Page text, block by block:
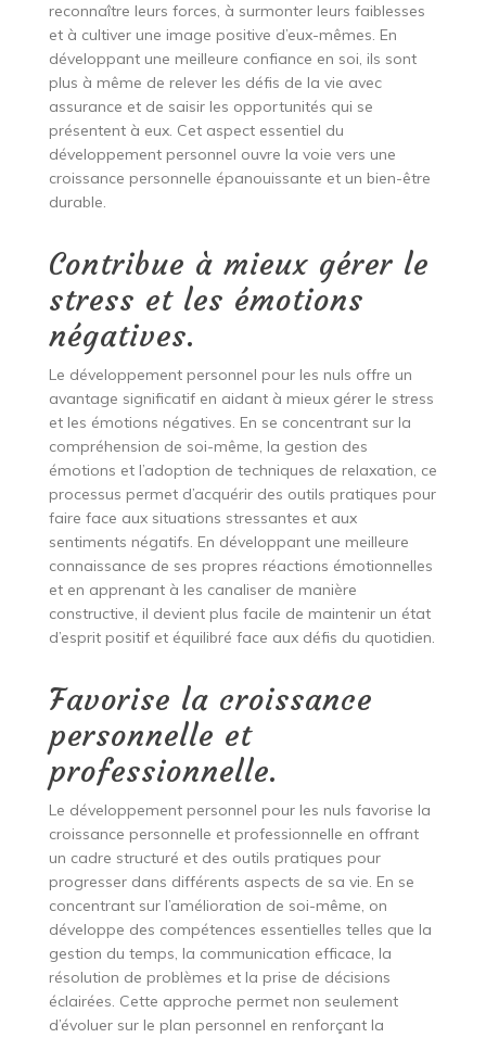
reconnaître leurs forces, à surmonter leurs faiblesses
et à cultiver une image positive d’eux-mêmes. En
développant une meilleure confiance en soi, ils sont
plus à même de relever les défis de la vie avec
assurance et de saisir les opportunités qui se
présentent à eux. Cet aspect essentiel du
développement personnel ouvre la voie vers une
croissance personnelle épanouissante et un bien-être
durable.
Contribue à mieux gérer le
stress et les émotions
négatives.
Le développement personnel pour les nuls offre un
avantage significatif en aidant à mieux gérer le stress
et les émotions négatives. En se concentrant sur la
compréhension de soi-même, la gestion des
émotions et l’adoption de techniques de relaxation, ce
processus permet d’acquérir des outils pratiques pour
faire face aux situations stressantes et aux
sentiments négatifs. En développant une meilleure
connaissance de ses propres réactions émotionnelles
et en apprenant à les canaliser de manière
constructive, il devient plus facile de maintenir un état
d’esprit positif et équilibré face aux défis du quotidien.
Favorise la croissance
personnelle et
professionnelle.
Le développement personnel pour les nuls favorise la
croissance personnelle et professionnelle en offrant
un cadre structuré et des outils pratiques pour
progresser dans différents aspects de sa vie. En se
concentrant sur l’amélioration de soi-même, on
développe des compétences essentielles telles que la
gestion du temps, la communication efficace, la
résolution de problèmes et la prise de décisions
éclairées. Cette approche permet non seulement
d’évoluer sur le plan personnel en renforçant la